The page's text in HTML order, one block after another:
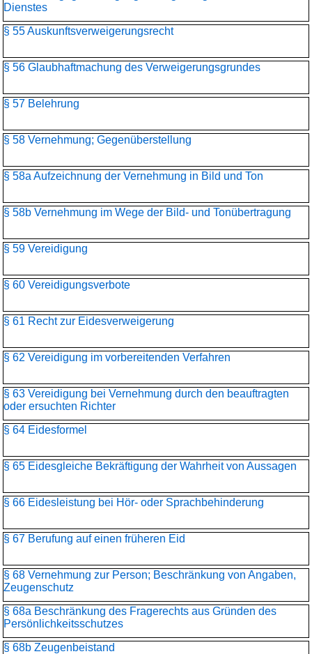
Dienstes
§ 55 Auskunftsverweigerungsrecht
§ 56 Glaubhaftmachung des Verweigerungsgrundes
§ 57 Belehrung
§ 58 Vernehmung; Gegenüberstellung
§ 58a Aufzeichnung der Vernehmung in Bild und Ton
§ 58b Vernehmung im Wege der Bild- und Tonübertragung
§ 59 Vereidigung
§ 60 Vereidigungsverbote
§ 61 Recht zur Eidesverweigerung
§ 62 Vereidigung im vorbereitenden Verfahren
§ 63 Vereidigung bei Vernehmung durch den beauftragten
oder ersuchten Richter
§ 64 Eidesformel
§ 65 Eidesgleiche Bekräftigung der Wahrheit von Aussagen
§ 66 Eidesleistung bei Hör- oder Sprachbehinderung
§ 67 Berufung auf einen früheren Eid
§ 68 Vernehmung zur Person; Beschränkung von Angaben,
Zeugenschutz
§ 68a Beschränkung des Fragerechts aus Gründen des
Persönlichkeitsschutzes
§ 68b Zeugenbeistand